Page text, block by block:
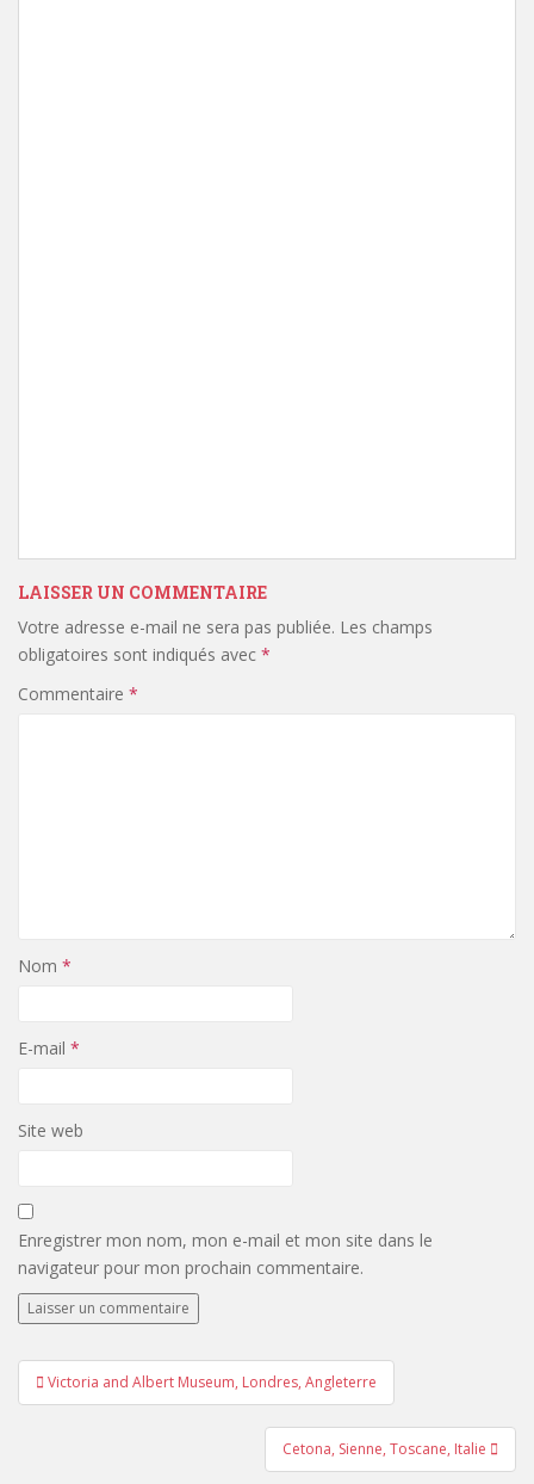
LAISSER UN COMMENTAIRE
Votre adresse e-mail ne sera pas publiée. Les champs
obligatoires sont indiqués avec *
Commentaire *
Nom *
E-mail *
Site web
Enregistrer mon nom, mon e-mail et mon site dans le
navigateur pour mon prochain commentaire.
Navigation
de
Victoria and Albert Museum, Londres, Angleterre
Cetona, Sienne, Toscane, Italie